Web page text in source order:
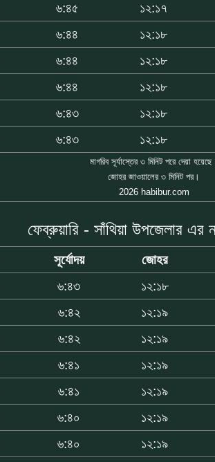
৬:৪৫ ১২:১৭
৬:৪৪ ১২:১৮
৬:৪৪ ১২:১৮
৬:৪৪ ১২:১৮
৬:৪৩ ১২:১৮
৬:৪৩ ১২:১৮
মাগরিব সূর্যাস্তের ৩ মিনিট পরে দেয়া
জোহর জাওয়ালের ৩ মিনিট পর।
2026 habibur.com
ফেব্রুয়ারি - সাঁথিয়া উপজেলার এর
সূর্যোদয় জোহর
৬:৪৩ ১২:১৮
৬:৪২ ১২:১৯
৬:৪২ ১২:১৯
৬:৪১ ১২:১৯
৬:৪১ ১২:১৯
৬:৪০ ১২:১৯
৬:৪০ ১২:১৯